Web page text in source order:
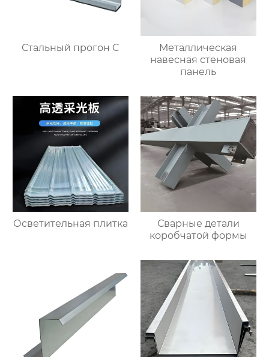
Стальный прогон C
Металлическая
навесная стеновая
панель
Осветительная плитка
Сварные детали
коробчатой формы